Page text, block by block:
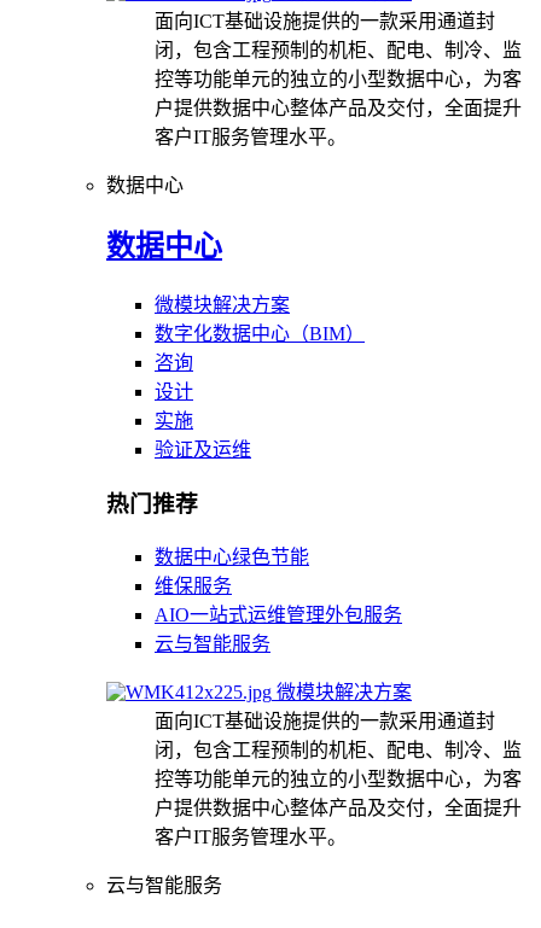
面向ICT基础设施提供的一款采用通道封
闭，包含工程预制的机柜、配电、制冷、监
控等功能单元的独立的小型数据中心，为客
户提供数据中心整体产品及交付，全面提升
客户IT服务管理水平。
数据中心
数据中心
微模块解决方案
数字化数据中心（BIM）
咨询
设计
实施
验证及运维
热门推荐
数据中心绿色节能
维保服务
AIO一站式运维管理外包服务
云与智能服务
微模块解决方案
面向ICT基础设施提供的一款采用通道封
闭，包含工程预制的机柜、配电、制冷、监
控等功能单元的独立的小型数据中心，为客
户提供数据中心整体产品及交付，全面提升
客户IT服务管理水平。
云与智能服务